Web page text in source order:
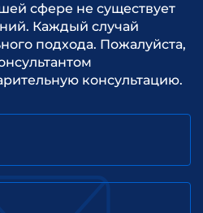
сфере не существует
Каждый случай
подхода. Пожалуйста,
консультацию.